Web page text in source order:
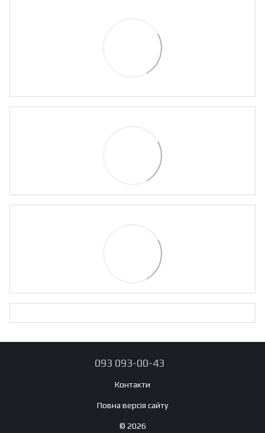
093 093-00-43
Контакти
Повна версія сайту
© 2026